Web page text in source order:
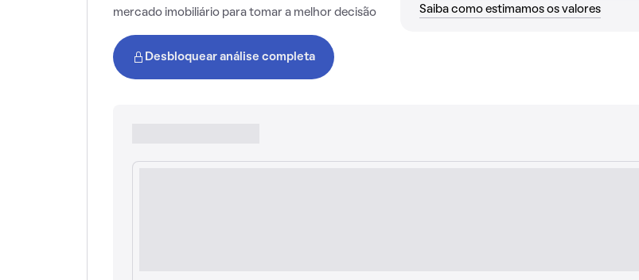
mercado imobiliário para tomar a melhor decisão
Desbloquear análise completa
Saiba como estimamos os valores